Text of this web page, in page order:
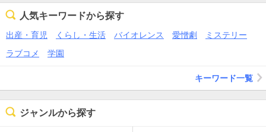
人気キーワードから探す
出産・育児 くらし・生活 バイオレンス 愛憎劇
ミステリー
ラブコメ
学園
キーワード一覧
ジャンルから探す